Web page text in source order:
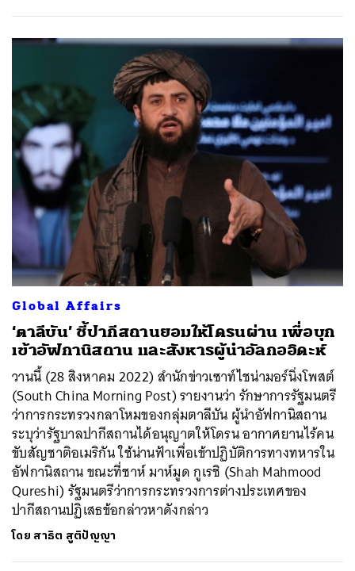
Global Affairs
‘ตาลีบัน’ ชี้ปากีสถานยอมให้โดรนผ่าน เพื่อบุก
เข้าอัฟกานิสถาน และสังหารผู้นำอัลกออิดะห์
วานนี้ (28 สิงหาคม 2022) สำนักข่าวเซาท์ไชน่ามอร์นิ่งโพสต์
(South China Morning Post) รายงานว่า รักษาการรัฐมนตรี
ว่าการกระทรวงกลาโหมของกลุ่มตาลีบัน ผู้นำอัฟกานิสถาน
ระบุว่ารัฐบาลปากีสถานได้อนุญาตให้โดรน อากาศยานไร้คน
ขับสัญชาติอเมริกัน ใช้น่านฟ้าเพื่อเข้าปฏิบัติการทางทหารใน
อัฟกานิสถาน ขณะที่ชาห์ มาห์มูด กูเรชิ (Shah Mahmood
Qureshi) รัฐมนตรีว่าการกระทรวงการต่างประเทศของ
ปากีสถานปฏิเสธข้อกล่าวหาดังกล่าว
โดย สาธิต สูติปัญญา